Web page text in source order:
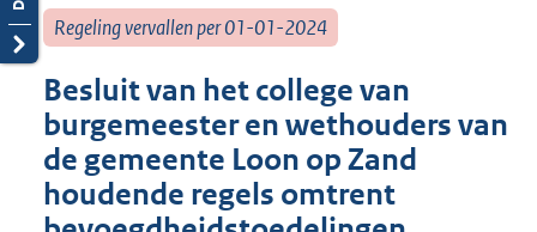
Regeling vervallen per 01-01-2024
Besluit van het college van
burgemeester en wethouders van
de gemeente Loon op Zand
houdende regels omtrent